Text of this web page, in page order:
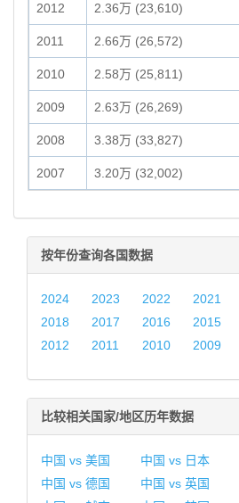
2012 2.36万 (23,610)
2011 2.66万 (26,572)
2010 2.58万 (25,811)
2009 2.63万 (26,269)
2008 3.38万 (33,827)
2007 3.20万 (32,002)
按年份查询各国数据
2024 2023 2022 2021
2018
2017 2016 2015
2012
2011 2010 2009
比较相关国家/地区历年数据
中国 vs 美国 中国 vs 日本
中国 vs 德国
中国 vs 英国